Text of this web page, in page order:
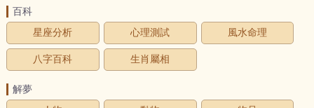
百科
星座分析
心理測試 風水命理
八字百科 生肖屬相
解夢